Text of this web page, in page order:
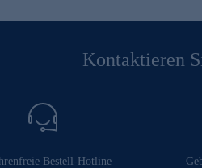
Kontaktieren
Bestell-Hotline